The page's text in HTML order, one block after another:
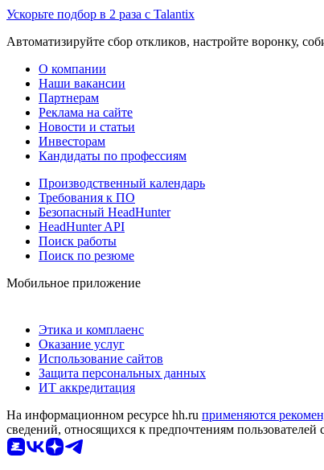
Ускорьте подбор в 2 раза с Talantix
Автоматизируйте сбор откликов, настройте воронку,
О компании
Наши вакансии
Партнерам
Реклама на сайте
Новости и статьи
Инвесторам
Кандидаты по профессиям
Производственный календарь
Требования к ПО
Безопасный HeadHunter
HeadHunter API
Поиск работы
Поиск по резюме
Мобильное приложение
Этика и комплаенс
Оказание услуг
Использование сайтов
Защита персональных данных
ИТ аккредитация
На информационном ресурсе hh.ru применяются
сведений, относящихся к предпочтениям